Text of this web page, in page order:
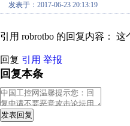
发表于：2017-06-23 20:13:19
引用 robrotbo 的回复内容：
回复 引用 举报
回复本条
发表回复